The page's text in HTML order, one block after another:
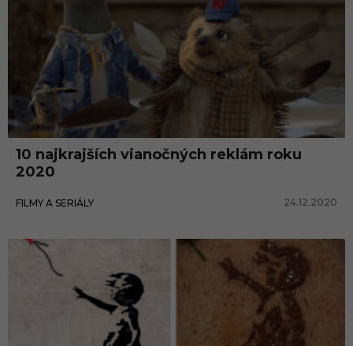
e
l
e
c
k
c
10 najkrajších vianočných reklám roku
2020
FILMY A SERIÁLY 24.12.2020